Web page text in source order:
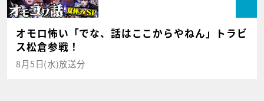
オモロ怖い「でな、話はここからやねん」トラビ
ス松倉参戦！
8月5日(水)放送分